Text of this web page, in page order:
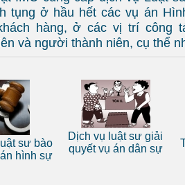
tụng ở hầu hết các vụ án
hàng, ở các vị trí công
và người thành niên, cụ thể
bào
sự
Dịch vụ luật sư giải
quyết vụ án dân sự
Tư